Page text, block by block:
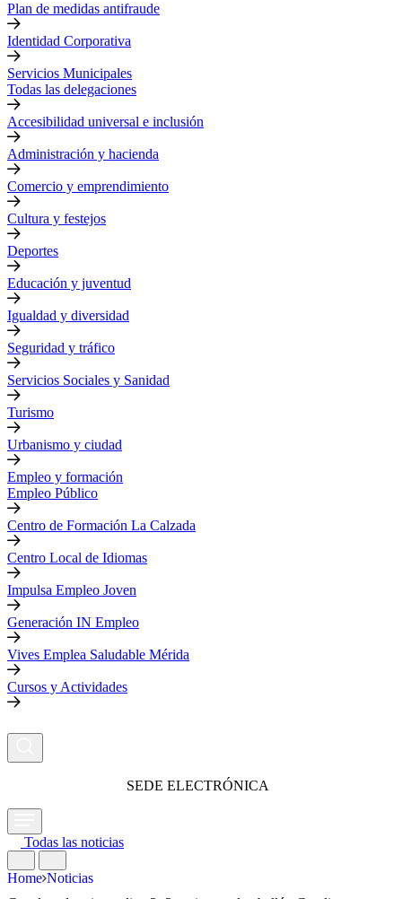
Plan de medidas antifraude
Identidad Corporativa
Servicios Municipales
Todas las delegaciones
Accesibilidad universal e inclusión
Administración y hacienda
Comercio y emprendimiento
Cultura y festejos
Deportes
Educación y juventud
Igualdad y diversidad
Seguridad y tráfico
Servicios Sociales y Sanidad
Turismo
Urbanismo y ciudad
Empleo y formación
Empleo Público
Centro de Formación La Calzada
Centro Local de Idiomas
Impulsa Empleo Joven
Generación IN Empleo
Vives Emplea Saludable Mérida
Cursos y Actividades
SEDE ELECTRÓNICA
Todas las noticias
Home Noticias